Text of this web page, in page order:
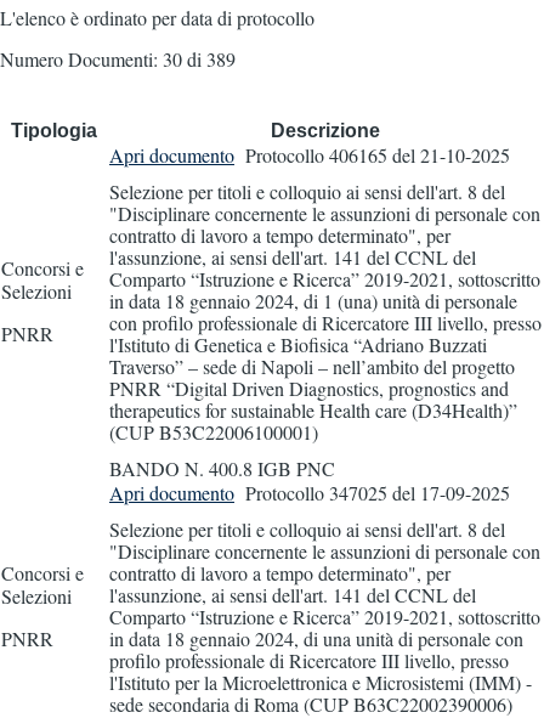
L'elenco è ordinato per data di protocollo
Numero Documenti: 30 di 389
Tipologia Descrizione
Concorsi e
Selezioni
PNRR
Apri documento Protocollo 406165 del 21-10-2025
Selezione per titoli e colloquio ai sensi dell'art. 8 del
"Disciplinare concernente le assunzioni di personale con
contratto di lavoro a tempo determinato", per
l'assunzione, ai sensi dell'art. 141 del CCNL del
Comparto “Istruzione e Ricerca” 2019-2021, sottoscritto
in data 18 gennaio 2024, di 1 (una) unità di personale
con profilo professionale di Ricercatore III livello, presso
l'Istituto di Genetica e Biofisica “Adriano Buzzati
Traverso” – sede di Napoli – nell’ambito del progetto
PNRR “Digital Driven Diagnostics, prognostics and
therapeutics for sustainable Health care (D34Health)”
(CUP B53C22006100001)
BANDO N. 400.8 IGB PNC
Concorsi e
Selezioni
PNRR
Apri documento Protocollo 347025 del 17-09-2025
Selezione per titoli e colloquio ai sensi dell'art. 8 del
"Disciplinare concernente le assunzioni di personale con
contratto di lavoro a tempo determinato", per
l'assunzione, ai sensi dell'art. 141 del CCNL del
Comparto “Istruzione e Ricerca” 2019-2021, sottoscritto
in data 18 gennaio 2024, di una unità di personale con
profilo professionale di Ricercatore III livello, presso
l'Istituto per la Microelettronica e Microsistemi (IMM) -
sede secondaria di Roma (CUP B63C22002390006)